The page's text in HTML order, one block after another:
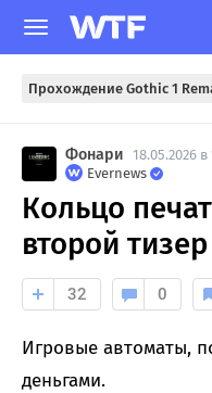
Прохождение Gothic 1
Фонари
18.05.2026 в
Evernews
Кольцо
второй
32 0
Игровые автоматы,
деньгами.